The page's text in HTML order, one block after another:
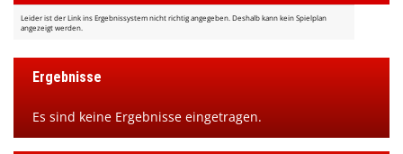
Downloads
Galerie
HSG Jobbörse
Leider ist der Link ins Ergebnissystem nicht richtig angegeben. Deshalb kann kein Spielplan
angezeigt werden.
Ergebnisse
Es sind keine Ergebnisse eingetragen.